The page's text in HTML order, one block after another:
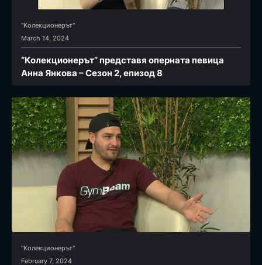
"Колекционерът"
March 14, 2024
“Колекционерът” представя оперната певица
Анна Янкова – Сезон 2, епизод 8
"Колекционерът"
February 7, 2024